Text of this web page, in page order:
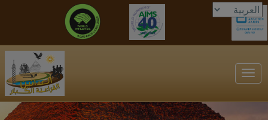
Toggle